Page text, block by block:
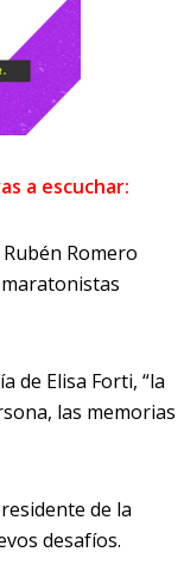
a escuchar:
Romero
de Elisa Forti, “la
las memorias
de la
desafíos.